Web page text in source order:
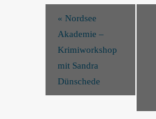
« Nordsee
Akademie –
Krimiworkshop
mit Sandra
Dünschede